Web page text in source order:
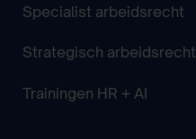
Specialist arbeidsrecht
Strategisch arbeidsrecht
Trainingen HR + AI